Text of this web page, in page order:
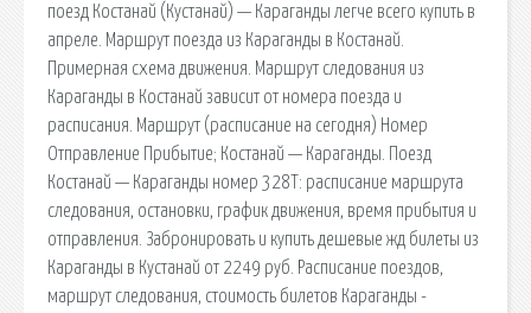
поезд Костанай (Кустанай) — Караганды легче всего купить в
апреле. Маршрут поезда из Караганды в Костанай.
Примерная схема движения. Маршрут следования из
Караганды в Костанай зависит от номера поезда и
расписания. Маршрут (расписание на сегодня) Номер
Отправление Прибытие; Костанай — Караганды. Поезд
Костанай — Караганды номер 328Т: расписание маршрута
следования, остановки, график движения, время прибытия и
отправления. Забронировать и купить дешевые жд билеты из
Караганды в Кустанай от 2249 руб. Расписание поездов,
маршрут следования, стоимость билетов Караганды -